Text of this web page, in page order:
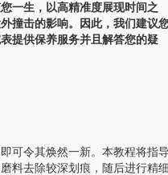
一生，以高精准度展现时间之
撞击的影响。因此，我们建议
提供保养服务并且解答您的疑
可令其焕然一新。本教程将指
料去除较深划痕，随后进行精